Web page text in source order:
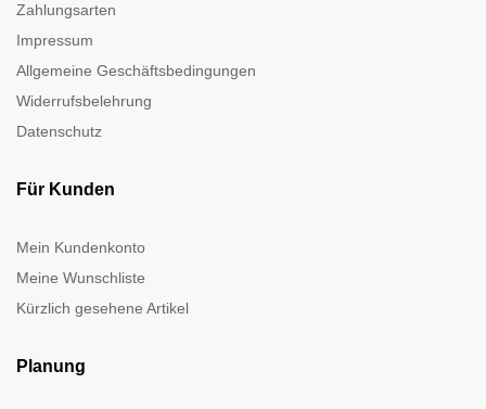
Zahlungsarten
Impressum
Allgemeine Geschäftsbedingungen
Widerrufsbelehrung
Datenschutz
Für Kunden
Mein Kundenkonto
Meine Wunschliste
Kürzlich gesehene Artikel
Planung